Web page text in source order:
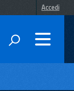
Accedi